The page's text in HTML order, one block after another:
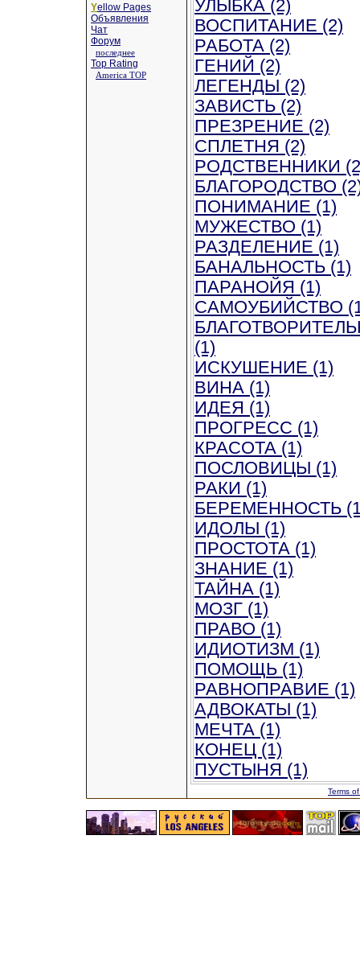
Yellow Pages
Объявления
Чат
Форум
последнее
Top Rating
America TOP
УЛЫБКА (2)
ВОСПИТАНИЕ (2)
РАБОТА (2)
ГЕНИЙ (2)
ЛЕГЕНДЫ (2)
ЗАВИСТЬ (2)
ПРЕЗРЕНИЕ (2)
СПЛЕТНЯ (2)
РОДСТВЕННИКИ
БЛАГОРОДСТВО
ПОНИМАНИЕ (1)
МУЖЕСТВО (1)
РАЗДЕЛЕНИЕ (1)
БАНАЛЬНОСТЬ (1)
ПАРАНОЙЯ (1)
САМОУБИЙСТВО
(1)
ИСКУШЕНИЕ (1)
ВИНА (1)
ИДЕЯ (1)
ПРОГРЕСС (1)
КРАСОТА (1)
ПОСЛОВИЦЫ (1)
РАКИ (1)
БЕРЕМЕННОСТЬ
ИДОЛЫ (1)
ПРОСТОТА (1)
ЗНАНИЕ (1)
ТАЙНА (1)
МОЗГ (1)
ПРАВО (1)
ИДИОТИЗМ (1)
ПОМОЩЬ (1)
РАВНОПРАВИЕ (1)
АДВОКАТЫ (1)
МЕЧТА (1)
КОНЕЦ (1)
ПУСТЫНЯ (1)
Terms